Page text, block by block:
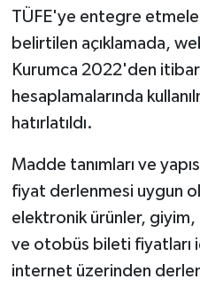
TÜFE'ye entegre
belirtilen açıklamada,
Kurumca 2022'den
hesaplamalarında
hatırlatıldı.
Madde tanımları ve
fiyat derlenmesi uygun
elektronik ürünler, giyim,
ve otobüs bileti fiyatları
internet üzerinden